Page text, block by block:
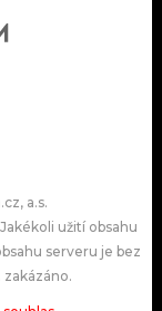
a.s.
užití obsahu
serveru je bez